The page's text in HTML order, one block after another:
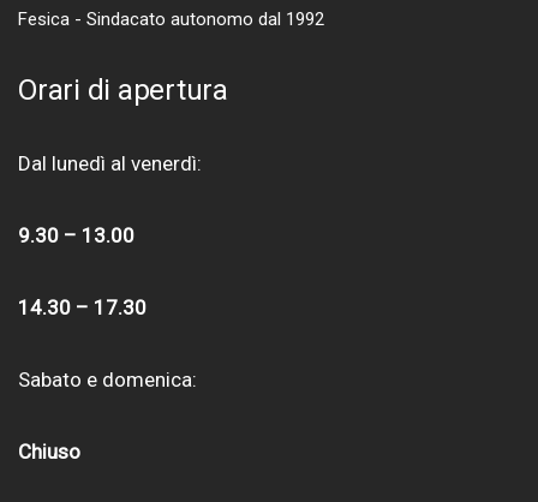
Fesica - Sindacato autonomo dal 1992
Orari di apertura
Dal lunedì al venerdì:
9.30 – 13.00
14.30 – 17.30
Sabato e domenica:
Chiuso